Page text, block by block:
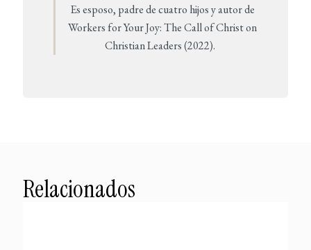
Es esposo, padre de cuatro hijos y autor de
Workers for Your Joy: The Call of Christ on
Christian Leaders (2022).
Relacionados